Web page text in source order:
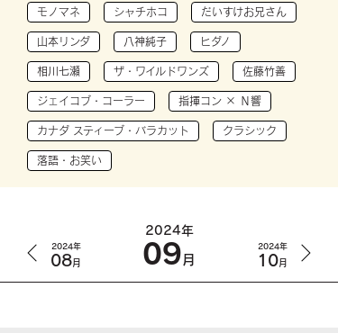
モノマネ シャチホコ だいすけお兄さん
山本リンダ 八神純子 ヒダノ
相川七瀬 ザ・ワイルドワンズ 佐藤竹善
ジェイコブ・コーラー 指揮コン × Ｎ響
カナダ スティーブ・バラカット クラシック
落語・お笑い
2024年
08月
2024年
09月
2024年
10月